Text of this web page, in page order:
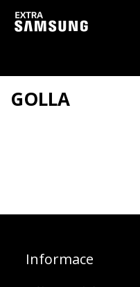
Vzhledem k aktuální situaci se
zpozdit.
GOLLA
Informace